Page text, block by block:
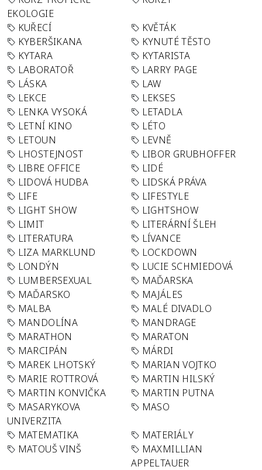
EKOLOGIE
KUŘECÍ
KVĚTÁK
KYBERŠIKANA
KYNUTÉ TĚSTO
KYTARA
KYTARISTA
LABORATOŘ
LARRY PAGE
LÁSKA
LAW
LEKCE
LEKSES
LENKA VYSOKÁ
LETADLA
LETNÍ KINO
LÉTO
LETOUN
LEVNĚ
LHOSTEJNOST
LIBOR GRUBHOFFER
LIBRE OFFICE
LIDÉ
LIDOVÁ HUDBA
LIDSKÁ PRÁVA
LIFE
LIFESTYLE
LIGHT SHOW
LIGHTSHOW
LIMIT
LITERÁRNÍ ŠLEH
LITERATURA
LÍVANCE
LIZA MARKLUND
LOCKDOWN
LONDÝN
LUCIE SCHMIEDOVÁ
LUMBERSEXUAL
MAĎARSKA
MAĎARSKO
MAJÁLES
MALBA
MALÉ DIVADLO
MANDOLÍNA
MANDRAGE
MARATHON
MARATON
MARCIPÁN
MÁRDI
MAREK LHOTSKÝ
MARIAN VOJTKO
MARIE ROTTROVÁ
MARTIN HILSKÝ
MARTIN KONVIČKA
MARTIN PUTNA
MASARYKOVA
UNIVERZITA
MASO
MATEMATIKA
MATERIÁLY
MATOUŠ VINŠ
MAXMILLIAN
APPELTAUER